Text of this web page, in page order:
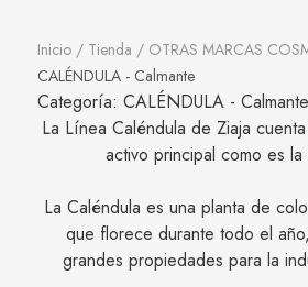
Inicio / Tienda / OTRAS MARCAS
CALÉNDULA - Calmante
Categoría: CALÉNDULA - Calmante
La Línea Caléndula de Ziaja
activo principal como es la
La Caléndula es una planta de
que florece durante todo el
grandes propiedades para la